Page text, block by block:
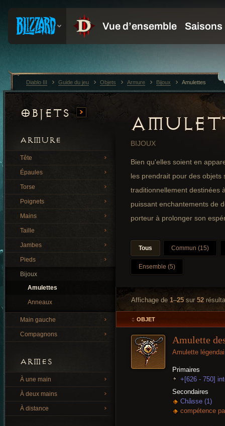
Objets
ARMURE
Tête
Épaules
Torse
Poignets
Mains
Taille
Jambes
Pieds
Bijoux
Amulettes
Anneaux
Main gauche
Compagnons
ARMES
À une main
À deux mains
À distance
BIJOUX
Bien qu'elles soient en
les prendrait pour des objets
traditionnellement destinées
puissant enchantements de
porteur à prolonger son
Tous Commun (15)
Ensemble (5)
Affichage de 1–25 sur 52
OBJET
Amulette
Amulette
Primaires
+[626 - 750]
Secondaires
Châsse (1)
compétence
Diablo III Guide du jeu Objets Armure Bijoux Amulettes